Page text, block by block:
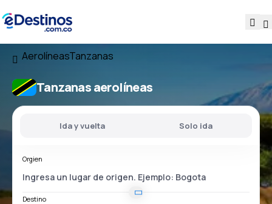
AerolíneasTanzanas
Tanzanas aerolíneas
Ida y vuelta Solo ida
Orgien
Destino